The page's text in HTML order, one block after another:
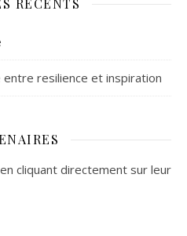
RÉCENTS
entre resilience et inspiration
cliquant directement sur leur